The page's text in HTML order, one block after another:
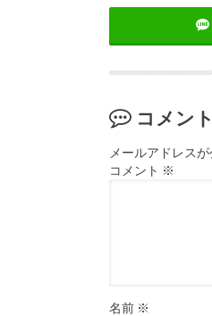
コメン
メールアドレス
コメント ※
名前 ※